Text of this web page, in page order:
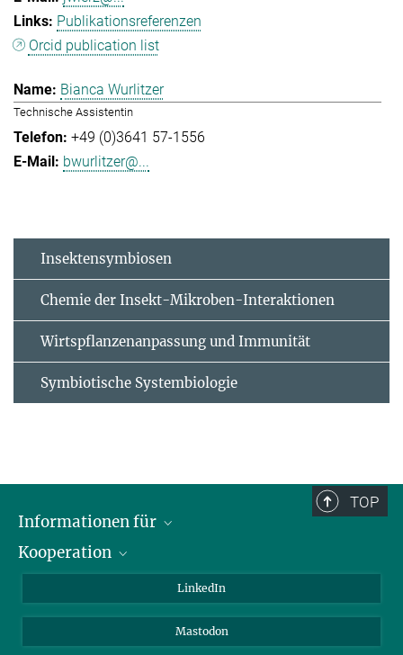
Publikationsreferenzen
Orcid publication list
Bianca Wurlitzer
Technische Assistentin
+49 (0)3641 57-1556
bwurlitzer@...
Insektensymbiosen
Chemie der Insekt-Mikroben-Interaktionen
Wirtspflanzenanpassung und Immunität
Symbiotische Systembiologie
TOP
Informationen für
Journalisten
Kooperation
Max-Planck-Gesellschaft
Beutenberg Campus e.V.
LinkedIn
Mastodon